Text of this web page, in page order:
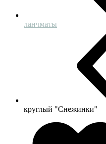
ланчматы
круглый "Снежинки"